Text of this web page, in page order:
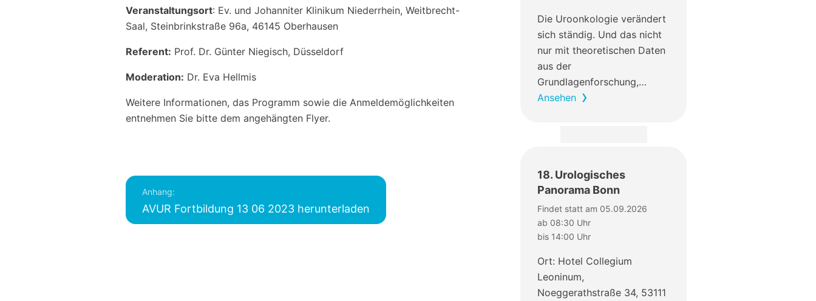
Veranstaltungsort: Ev. und Johanniter Klinikum Niederrhein, Weitbrecht-
Saal, Steinbrinkstraße 96a, 46145 Oberhausen
Referent: Prof. Dr. Günter Niegisch, Düsseldorf
Moderation: Dr. Eva Hellmis
Weitere Informationen, das Programm sowie die Anmeldemöglichkeiten
entnehmen Sie bitte dem angehängten Flyer.
Anhang:
AVUR Fortbildung 13 06 2023 herunterladen
Die Uroonkologie verändert
sich ständig. Und das nicht
nur mit theoretischen Daten
aus der
Grundlagenforschung,…
Ansehen
18. Urologisches
Panorama Bonn
Findet statt am 05.09.2026
ab 08:30 Uhr
bis 14:00 Uhr
Ort: Hotel Collegium
Leoninum,
Noeggerathstraße 34, 53111